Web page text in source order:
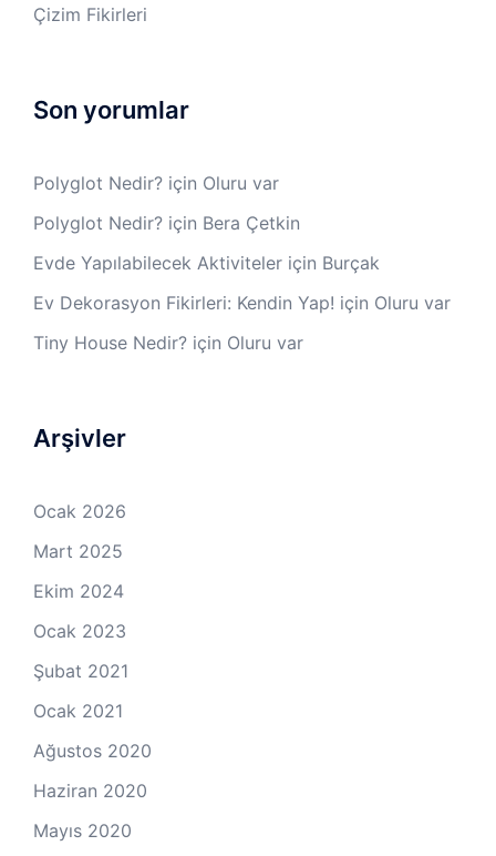
Çizim Fikirleri
Son yorumlar
Polyglot Nedir? için Oluru var
Polyglot Nedir? için Bera Çetkin
Evde Yapılabilecek Aktiviteler için Burçak
Ev Dekorasyon Fikirleri: Kendin Yap! için Oluru var
Tiny House Nedir? için Oluru var
Arşivler
Ocak 2026
Mart 2025
Ekim 2024
Ocak 2023
Şubat 2021
Ocak 2021
Ağustos 2020
Haziran 2020
Mayıs 2020